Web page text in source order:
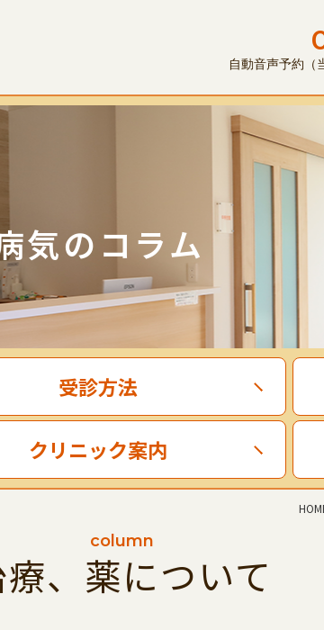
自動音声予約
気のコラム
受診方法
クリニック案内
column
、薬について